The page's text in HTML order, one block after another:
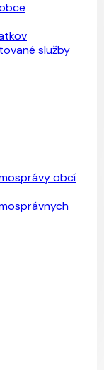
služby
obcí